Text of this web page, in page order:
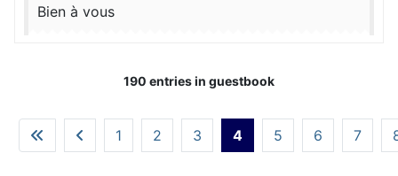
Bien à vous
190 entries in guestbook
1 2 3 4 5 6 7